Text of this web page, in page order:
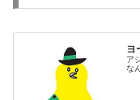
ヨ
ア
な